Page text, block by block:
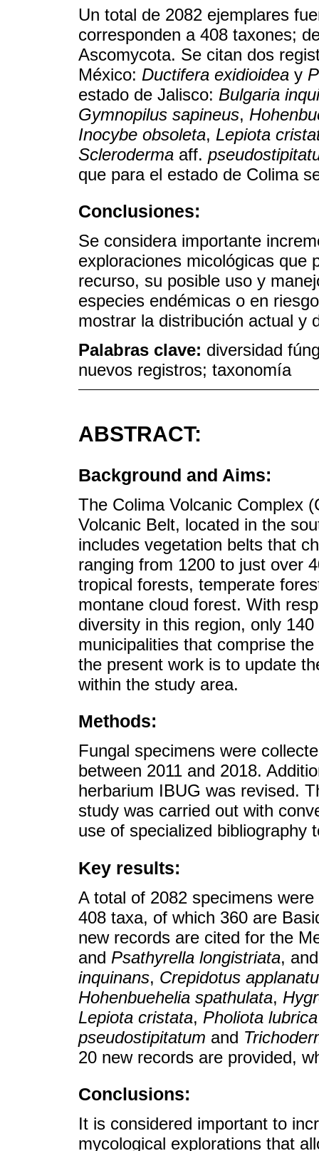
Un total de 2082 ejemplares
corresponden a 408 taxones;
Ascomycota. Se citan dos
México: Ductifera exidioidea y
estado de Jalisco: Bulgaria
Gymnopilus sapineus,
Inocybe obsoleta, Lepiota
Scleroderma aff.
que para el estado de Colima
Conclusiones:
Se considera importante
exploraciones micológicas que
recurso, su posible uso y
especies endémicas o en
mostrar la distribución actual y
Palabras clave: diversidad
nuevos registros; taxonomía
ABSTRACT:
Background and Aims:
The Colima Volcanic Complex
Volcanic Belt, located in the
includes vegetation belts that
ranging from 1200 to just over
tropical forests, temperate
montane cloud forest. With
diversity in this region, only
municipalities that comprise
the present work is to update
within the study area.
Methods:
Fungal specimens were
between 2011 and 2018.
herbarium IBUG was revised.
study was carried out with
use of specialized bibliography
Key results:
A total of 2082 specimens
408 taxa, of which 360 are
new records are cited for the
and Psathyrella longistriata,
inquinans, Crepidotus
Hohenbuehelia spathulata,
Lepiota cristata, Pholiota lubrica
pseudostipitatum and
20 new records are provided,
Conclusions:
It is considered important to
mycological explorations that